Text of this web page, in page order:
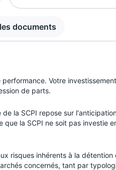
Santé
documents
Votre
de parts.
la SCPI repose sur
la SCPI ne soit pas investie
risques inhérents à la détention
concernés, tant par